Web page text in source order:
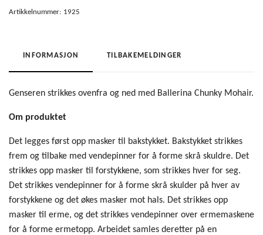
Artikkelnummer: 1925
INFORMASJON TILBAKEMELDINGER
Genseren strikkes ovenfra og ned med Ballerina Chunky Mohair.
Om produktet
Det legges først opp masker til bakstykket. Bakstykket strikkes
frem og tilbake med vendepinner for å forme skrå skuldre. Det
strikkes opp masker til forstykkene, som strikkes hver for seg.
Det strikkes vendepinner for å forme skrå skulder på hver av
forstykkene og det økes masker mot hals. Det strikkes opp
masker til erme, og det strikkes vendepinner over ermemaskene
for å forme ermetopp. Arbeidet samles deretter på en